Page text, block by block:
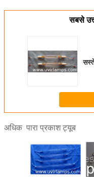
सबसे
अधिक पारा प्रकाश ट्यूब